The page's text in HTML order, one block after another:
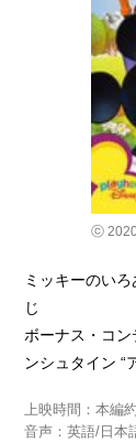
ⓒ
ミッキーのい
じ
ボーナス・コ
ンシュタイン “
上映時間：本編
音声：英語/日本